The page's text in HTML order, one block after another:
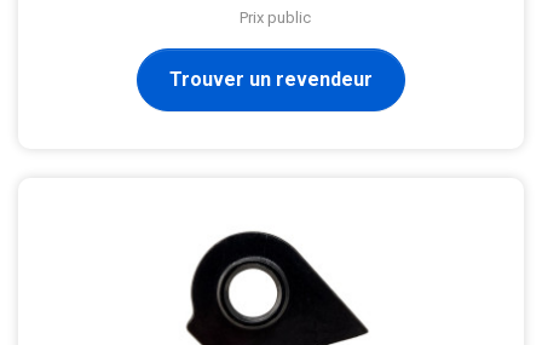
Prix public
Trouver un revendeur